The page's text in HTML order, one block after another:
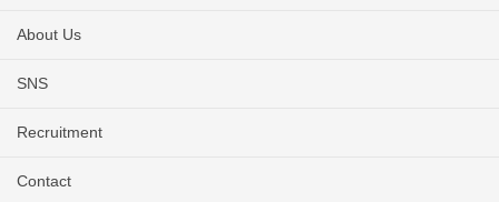
About Us
SNS
Recruitment
Contact